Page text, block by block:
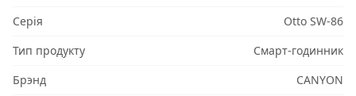
Серія
Otto SW-86
Тип продукту
Смарт-годинник
Брэнд
CANYON